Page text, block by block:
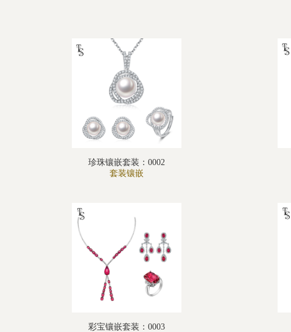
珍珠镶嵌套装：0002
套装镶嵌
彩宝镶嵌套装：0003